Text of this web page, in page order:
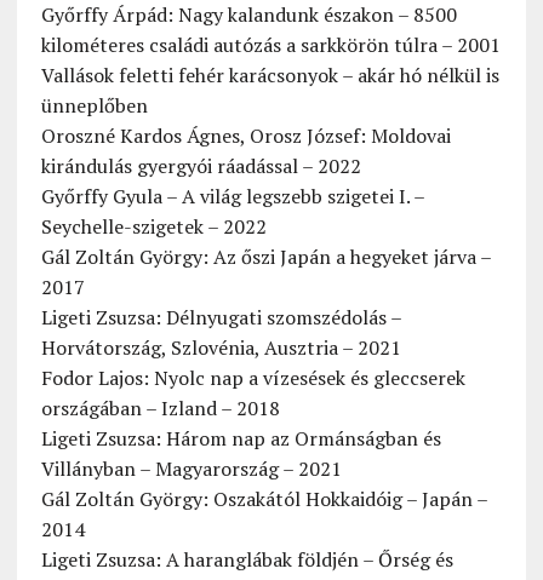
Győrffy Árpád: Nagy kalandunk északon – 8500
kilométeres családi autózás a sarkkörön túlra – 2001
Vallások feletti fehér karácsonyok – akár hó nélkül is
ünneplőben
Oroszné Kardos Ágnes, Orosz József: Moldovai
kirándulás gyergyói ráadással – 2022
Győrffy Gyula – A világ legszebb szigetei I. –
Seychelle-szigetek – 2022
Gál Zoltán György: Az őszi Japán a hegyeket járva –
2017
Ligeti Zsuzsa: Délnyugati szomszédolás –
Horvátország, Szlovénia, Ausztria – 2021
Fodor Lajos: Nyolc nap a vízesések és gleccserek
országában – Izland – 2018
Ligeti Zsuzsa: Három nap az Ormánságban és
Villányban – Magyarország – 2021
Gál Zoltán György: Oszakától Hokkaidóig – Japán –
2014
Ligeti Zsuzsa: A haranglábak földjén – Őrség és